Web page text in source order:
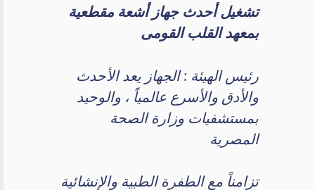
تشغيل أحدث جهاز أشعة مقطعية
بمعهد القلب القومى
رئيس الهيئة : الجهاز يعد الأحدث
والأدق والأسرع عالمياً ، والوحيد
بمستشفيات وزارة الصحة
المصرية
تزامناً مع الطفرة الطبية والإنشائية